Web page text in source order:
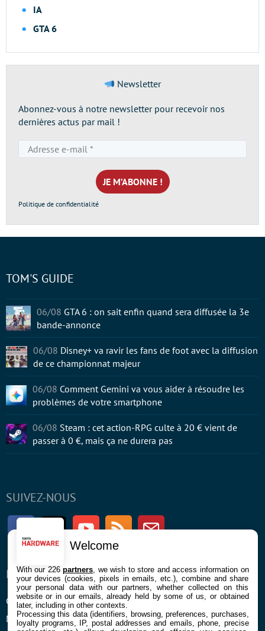
IA
GTA 6
Newsletter
Abonnez-vous à notre newsletter pour recevoir nos
dernières actus par mail !
e-
mail
*
Politique de confidentialité
SUIVEZ-NOUS
FacebookTwitter Youtube RSS Newsletter
ENTREPRISE
Confidentialité et Cookies
Mentions légales et CGU
À PROPOS
Contact
TOM'S GUIDE
06/08 GTA 6 : on sait enfin quand sera diffusée la 3e
bande-annonce
06/08 Disney+ va ravir les fans de foot avec la diffusion
de ce championnat majeur
06/08 Comment Gemini va vous aider à résoudre les
problèmes de votre smartphone
06/08 Steam : cet action-RPG culte à 20 € vient de
passer à 0 €, mais ça ne durera pas
Welcome
With our 226partners , we wish to store and access information on
your devices (cookies, pixels in emails, etc.), combine and share
your personal data with our partners, whether collected on this
website or in our emails, already held by some of us, or obtained
later, including in other contexts.
Processing this data (identifiers, browsing, preferences, purchases,
loyalty programs, IP, postal addresses and emails, phone, precise